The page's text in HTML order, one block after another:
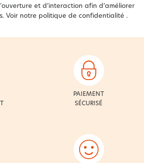
et d’interaction afin d’améliorer
Voir notre politique de confidentialité .
PAIEMENT
SÉCURISÉ